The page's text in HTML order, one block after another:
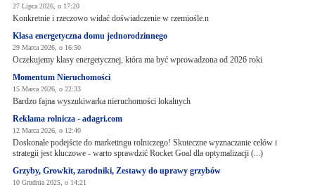
27 Lipca 2026, o 17:20
Konkretnie i rzeczowo widać doświadczenie w rzemiośle.n
Klasa energetyczna domu jednorodzinnego
29 Marca 2026, o 16:50
Oczekujemy klasy energetycznej, która ma być wprowadzona od 2026 roki
Momentum Nieruchomości
15 Marca 2026, o 22:33
Bardzo fajna wyszukiwarka nieruchomości lokalnych
Reklama rolnicza - adagri.com
12 Marca 2026, o 12:40
Doskonałe podejście do marketingu rolniczego! Skuteczne wyznaczanie celów i
strategii jest kluczowe - warto sprawdzić Rocket Goal dla optymalizacji (...)
Grzyby, Growkit, zarodniki, Zestawy do uprawy grzybów
10 Grudnia 2025, o 14:21